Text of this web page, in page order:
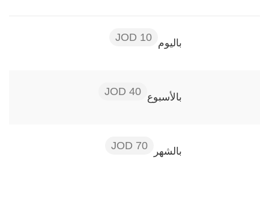
باليوم 10 JOD
بالأسبوع 40 JOD
بالشهر 70 JOD